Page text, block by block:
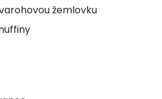
žemlovku